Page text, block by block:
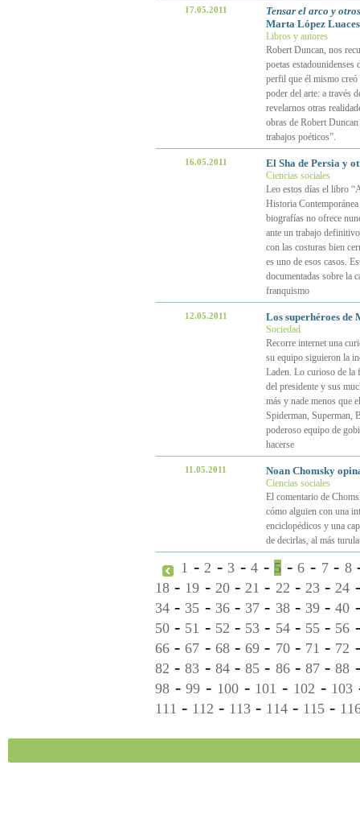
17.05.2011
Tensar el arco y
Marta López Luaces
Libros y autores
Robert Duncan, nos
poetas
perfil que él mismo creó
poder del arte: a través
revelarnos otras
obras de Robert
trabajos poéticos”.
16.05.2011 El Sha de Persia y
Ciencias sociales
Leo estos días el libro
Historia
biografías no ofrece
ante un trabajo
con las costuras bien
es uno de esos casos.
documentadas sobre la
franquismo
12.05.2011 Los superhéroes de
Sociedad
Recorre internet una
su equipo siguieron la
Laden. Lo curioso de la
del presidente y sus
más y nade menos que
Spiderman, Superman,
poderoso equipo de
hacerse
11.05.2011 Noan Chomsky
Ciencias sociales
El comentario de
cómo alguien con una
enciclopédicos y una
de decirlas, al más
1 -2 - 3 -4 - 5 -6 - 7- 8
18 - 19 - 20-21 - 22 - 23-24
34 - 35 - 36- 37 - 38- 39-40
50 - 51 - 52 - 53 - 54- 55- 56
66 -67 - 68-69 - 70- 71 - 72
82 -83 - 84-85 - 86- 87-88
98 -99 - 100- 101 - 102 - 103
111 - 112 - 113 - 114 - 115 -